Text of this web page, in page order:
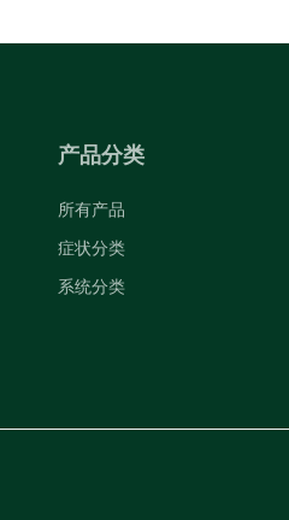
产品分类
所有产品
症状分类
系统分类